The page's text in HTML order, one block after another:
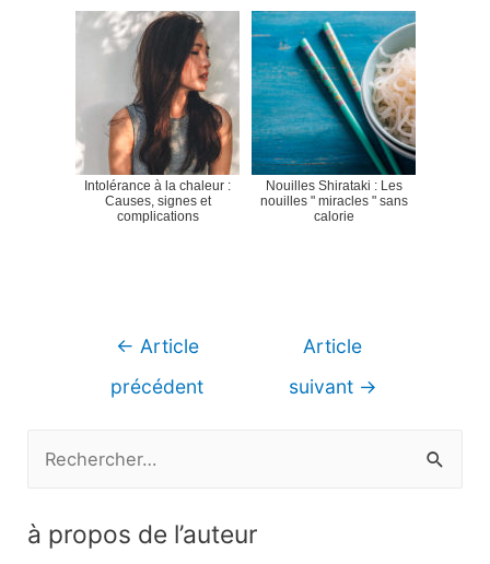
Intolérance à la chaleur :
Causes, signes et
complications
Nouilles Shirataki : Les
nouilles " miracles " sans
calorie
Navigation
← Article
précédent
Article
suivant →
h
à propos de l’auteur